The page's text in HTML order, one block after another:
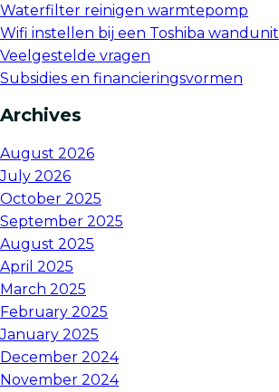
Waterfilter reinigen warmtepomp
Wifi instellen bij een Toshiba wandunit
Veelgestelde vragen
Subsidies en financieringsvormen
Archives
August 2026
July 2026
October 2025
September 2025
August 2025
April 2025
March 2025
February 2025
January 2025
December 2024
November 2024